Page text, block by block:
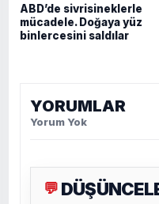
ABD’de sivrisineklerle
mücadele. Doğaya yüz
binlercesini saldılar
YORUMLAR
Yorum Yok
💬